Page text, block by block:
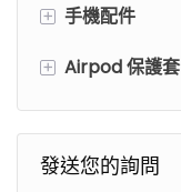
+ 手機配件
樹脂銘牌
螢幕保護貼
鏡頭保護膜
+ Airpod 保護套
耳機盒
發送您的詢問